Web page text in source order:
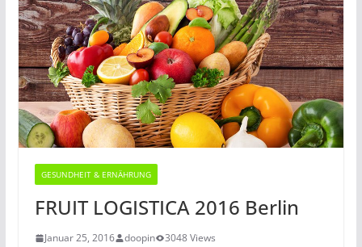
GESUNDHEIT & ERNÄHRUNG
FRUIT LOGISTICA 2016 Berlin
Januar 25, 2016 doopin
3048 Views